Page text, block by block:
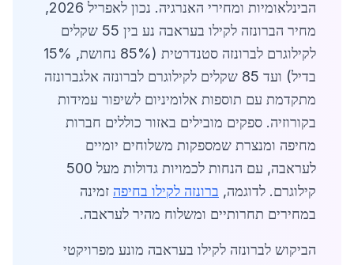
הבינלאומיות ומחירי האנרגיה. נכון לאפריל 2026,
מחיר הברונזה לקילו בעראבה נע בין 55 שקלים
לקילוגרם לברונזה סטנדרטית (85% נחושת, 15%
בדיל) ועד 85 שקלים לקילוגרם לברונזה אלגברונזה
מתקדמת עם תוספות אלומיניום לשיפור עמידות
בקורוזיה. ספקים מובילים באזור כוללים חברות
מחיפה ומנצרת שמספקות משלוחים יומיים
לעראבה, עם הנחות לכמויות גדולות מעל 500
קילוגרם. לדוגמה, ברונזה לקילו בחיפה זמינה
במחירים תחרותיים ומשלוח מהיר לעראבה.
הביקוש לברונזה לקילו בעראבה מונע מפרויקטי